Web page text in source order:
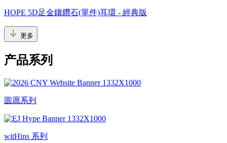
HOPE 5D足金鑲鑽石(單件)耳環 - 經典版
更多
产品系列
圆愿系列
witHins 系列